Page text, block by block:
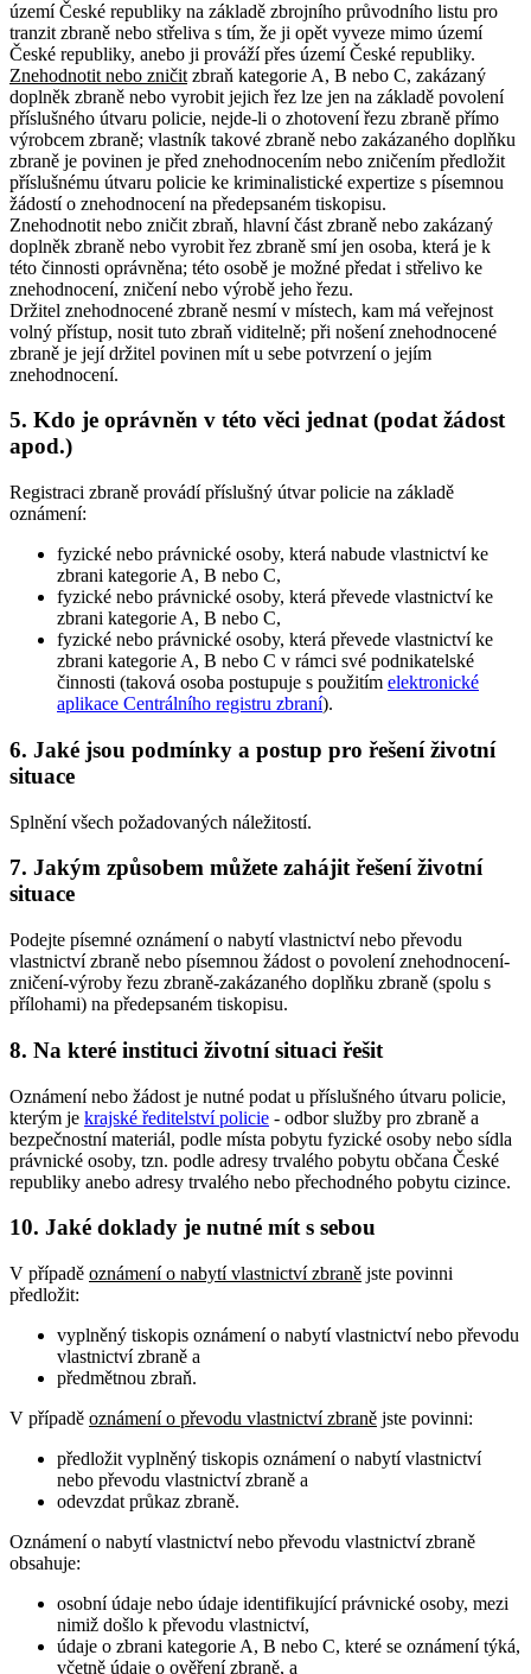
území České republiky na základě zbrojního průvodního listu pro
tranzit zbraně nebo střeliva s tím, že ji opět vyveze mimo území
České republiky, anebo ji prováží přes území České republiky.
Znehodnotit nebo zničit zbraň kategorie A, B nebo C, zakázaný
doplněk zbraně nebo vyrobit jejich řez lze jen na základě povolení
příslušného útvaru policie, nejde-li o zhotovení řezu zbraně přímo
výrobcem zbraně; vlastník takové zbraně nebo zakázaného doplňku
zbraně je povinen je před znehodnocením nebo zničením předložit
příslušnému útvaru policie ke kriminalistické expertize s písemnou
žádostí o znehodnocení na předepsaném tiskopisu.
Znehodnotit nebo zničit zbraň, hlavní část zbraně nebo zakázaný
doplněk zbraně nebo vyrobit řez zbraně smí jen osoba, která je k
této činnosti oprávněna; této osobě je možné předat i střelivo ke
znehodnocení, zničení nebo výrobě jeho řezu.
Držitel znehodnocené zbraně nesmí v místech, kam má veřejnost
volný přístup, nosit tuto zbraň viditelně; při nošení znehodnocené
zbraně je její držitel povinen mít u sebe potvrzení o jejím
znehodnocení.
5. Kdo je oprávněn v této věci jednat (podat žádost
apod.)
Registraci zbraně provádí příslušný útvar policie na základě
oznámení:
fyzické nebo právnické osoby, která nabude vlastnictví ke
zbrani kategorie A, B nebo C,
fyzické nebo právnické osoby, která převede vlastnictví ke
zbrani kategorie A, B nebo C,
fyzické nebo právnické osoby, která převede vlastnictví ke
zbrani kategorie A, B nebo C v rámci své podnikatelské
činnosti (taková osoba postupuje s použitím elektronické
aplikace Centrálního registru zbraní).
6. Jaké jsou podmínky a postup pro řešení životní
situace
Splnění všech požadovaných náležitostí.
7. Jakým způsobem můžete zahájit řešení životní
situace
Podejte písemné oznámení o nabytí vlastnictví nebo převodu
vlastnictví zbraně nebo písemnou žádost o povolení znehodnocení-
zničení-výroby řezu zbraně-zakázaného doplňku zbraně (spolu s
přílohami) na předepsaném tiskopisu.
8. Na které instituci životní situaci řešit
Oznámení nebo žádost je nutné podat u příslušného útvaru policie,
kterým je krajské ředitelství policie - odbor služby pro zbraně a
bezpečnostní materiál, podle místa pobytu fyzické osoby nebo sídla
právnické osoby, tzn. podle adresy trvalého pobytu občana České
republiky anebo adresy trvalého nebo přechodného pobytu cizince.
10. Jaké doklady je nutné mít s sebou
V případě oznámení o nabytí vlastnictví zbraně jste povinni
předložit:
vyplněný tiskopis oznámení o nabytí vlastnictví nebo převodu
vlastnictví zbraně a
předmětnou zbraň.
V případě oznámení o převodu vlastnictví zbraně jste povinni:
předložit vyplněný tiskopis oznámení o nabytí vlastnictví
nebo převodu vlastnictví zbraně a
odevzdat průkaz zbraně.
Oznámení o nabytí vlastnictví nebo převodu vlastnictví zbraně
obsahuje:
osobní údaje nebo údaje identifikující právnické osoby, mezi
nimiž došlo k převodu vlastnictví,
údaje o zbrani kategorie A, B nebo C, které se oznámení týká,
včetně údaje o ověření zbraně, a